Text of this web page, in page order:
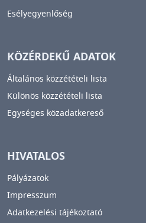
Esélyegyenlőség
KÖZÉRDEKŰ ADATOK
Általános közzétételi lista
Különös közzétételi lista
Egységes közadatkereső
HIVATALOS
Pályázatok
Impresszum
Adatkezelési tájékoztató